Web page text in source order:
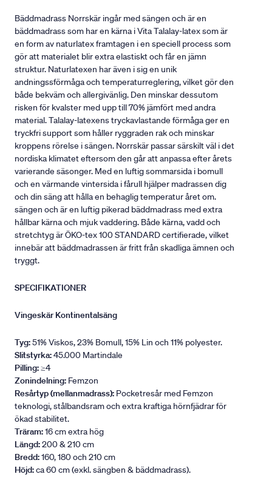
Bäddmadrass Norrskär ingår med sängen och är en
bäddmadrass som har en kärna i Vita Talalay-latex som är
en form av naturlatex framtagen i en speciell process som
gör att materialet blir extra elastiskt och får en jämn
struktur. Naturlatexen har även i sig en unik
andningssförmåga och temperaturreglering, vilket gör den
både bekväm och allergivänlig. Den minskar dessutom
risken för kvalster med upp till 70% jämfört med andra
material. Talalay-latexens tryckavlastande förmåga ger en
tryckfri support som håller ryggraden rak och minskar
kroppens rörelse i sängen. Norrskär passar särskilt väl i det
nordiska klimatet eftersom den går att anpassa efter årets
varierande säsonger. Med en luftig sommarsida i bomull
och en värmande vintersida i fårull hjälper madrassen dig
och din säng att hålla en behaglig temperatur året om.
sängen och är en luftig pikerad bäddmadrass med extra
hållbar kärna och mjuk vaddering. Både kärna, vadd och
stretchtyg är ÖKO-tex 100 STANDARD certifierade, vilket
innebär att bäddmadrassen är fritt från skadliga ämnen och
tryggt.
SPECIFIKATIONER
Vingeskär Kontinentalsäng
Tyg:51% Viskos, 23% Bomull, 15% Lin och 11% polyester.
Slitstyrka:45.000 Martindale
Pilling:≥4
Zonindelning: Femzon
Resårtyp (mellanmadrass): Pocketresår med Femzon
teknologi, stålbandsram och extra kraftiga hörnfjädrar för
ökad stabilitet.
Träram:16 cm extra hög
Längd:200 & 210 cm
Bredd:160, 180 och 210 cm
Höjd:ca 60 cm (exkl. sängben & bäddmadrass).